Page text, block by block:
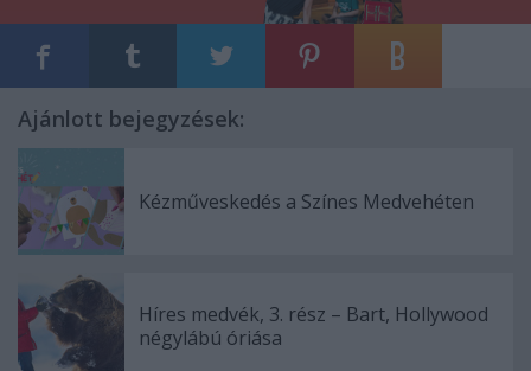
Ajánlott bejegyzések:
Kézműveskedés a Színes Medvehéten
Híres medvék, 3. rész – Bart, Hollywood
négylábú óriása